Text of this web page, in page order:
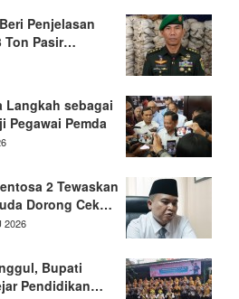
Penjelasan
Ton Pasir…
Langkah sebagai
Pegawai Pemda
2 Tewaskan
Dorong Cek…
2026
Bupati
Pendidikan…